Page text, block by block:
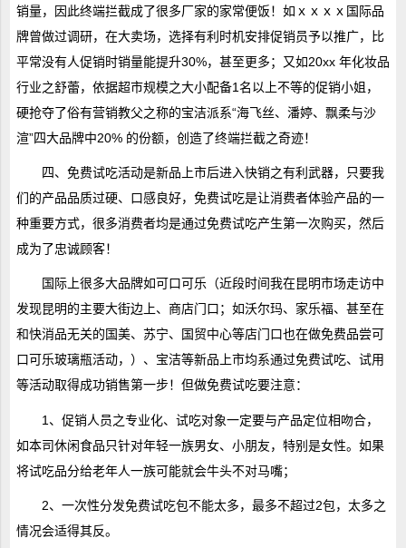
销量，因此终端拦截成了很多厂家的家常便饭！如ｘｘｘｘ国际品
牌曾做过调研，在大卖场，选择有利时机安排促销员予以推广，比
平常没有人促销时销量能提升30%，甚至更多；又如20xx 年化妆品
行业之舒蕾，依据超市规模之大小配备1名以上不等的促销小姐，
硬抢夺了俗有营销教父之称的宝洁派系“海飞丝、潘婷、飘柔与沙
渲”四大品牌中20% 的份额，创造了终端拦截之奇迹！
四、免费试吃活动是新品上市后进入快销之有利武器，只要我
们的产品品质过硬、口感良好，免费试吃是让消费者体验产品的一
种重要方式，很多消费者均是通过免费试吃产生第一次购买，然后
成为了忠诚顾客！
国际上很多大品牌如可口可乐（近段时间我在昆明市场走访中
发现昆明的主要大街边上、商店门口；如沃尔玛、家乐福、甚至在
和快消品无关的国美、苏宁、国贸中心等店门口也在做免费品尝可
口可乐玻璃瓶活动，）、宝洁等新品上市均系通过免费试吃、试用
等活动取得成功销售第一步！但做免费试吃要注意：
1、促销人员之专业化、试吃对象一定要与产品定位相吻合，
如本司休闲食品只针对年轻一族男女、小朋友，特别是女性。如果
将试吃品分给老年人一族可能就会牛头不对马嘴；
2、一次性分发免费试吃包不能太多，最多不超过2包，太多之
情况会适得其反。